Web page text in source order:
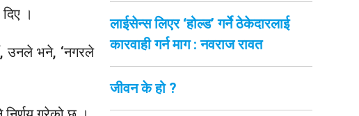
।
उनले भने, ‘नगरले
लाईसेन्स लिएर ‘होल्ड’ गर्ने ठेकेदारलाई
कारवाही गर्न माग : नवराज रावत
जीवन के हो ?